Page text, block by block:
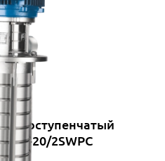
20/2SWPC